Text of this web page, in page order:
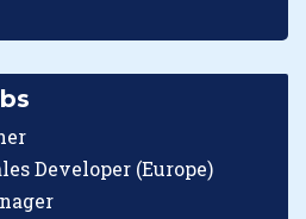
Developer (Europe)